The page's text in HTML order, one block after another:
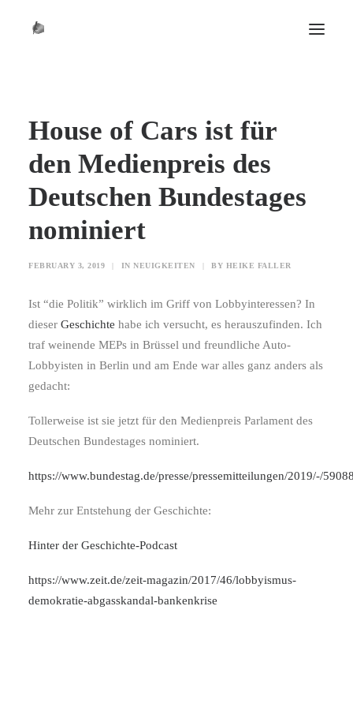
BIO
DIE ZEIT
NEWS
HUNDERT
House of Cars ist für
den Medienpreis des
Deutschen Bundestages
nominiert
FEBRUARY 3, 2019 IN NEUIGKEITEN BY HEIKE FALLER
Ist “die Politik” wirklich im Griff von Lobbyinteressen? In
dieser Geschichte habe ich versucht, es herauszufinden. Ich
traf weinende MEPs in Brüssel und freundliche Auto-
Lobbyisten in Berlin und am Ende war alles ganz anders als
gedacht:
Tollerweise ist sie jetzt für den Medienpreis Parlament des
Deutschen Bundestages nominiert.
https://www.bundestag.de/presse/pressemitteilungen/2019/-/
Mehr zur Entstehung der Geschichte:
Hinter der Geschichte-Podcast
https://www.zeit.de/zeit-magazin/2017/46/lobbyismus-
demokratie-abgasskandal-bankenkrise